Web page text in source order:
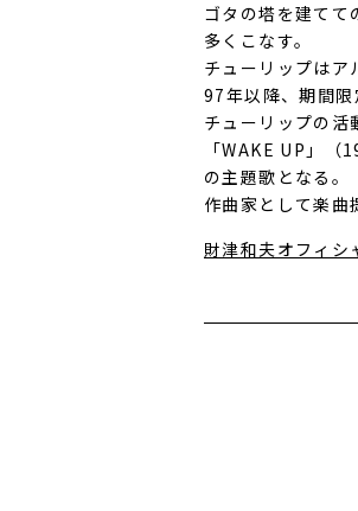
ゴタの塔を建て
多くこなす。
チューリップは
97年以降、期間限
チューリップの活
「WAKE UP」
の主題歌となる。
作曲家として楽曲
財津和夫オフィシ